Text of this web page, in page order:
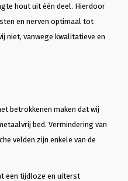
hout uit één deel. Hierdoor
en nerven optimaal tot
niet, vanwege kwalitatieve en
betrokkenen maken dat wij
bed. Vermindering van
velden zijn enkele van de
een tijdloze en uiterst
mijn bed
Ik wilde
Vanuit een
voor deze
Ik had voor
staat echt alle
nodig hebt op.
Meer
Lienz
slaap
Vanuit
terecht
metaal
mooie